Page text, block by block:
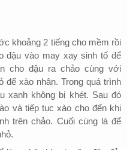
khoảng 2 tiếng cho mềm rồi
đậu vào may xay sinh tố để
cho đậu ra chảo cùng với
để xào nhân. Trong quá trình
xanh không bị khét. Sau đó
và tiếp tục xào cho đến khi
trên chảo. Cuối cùng là để